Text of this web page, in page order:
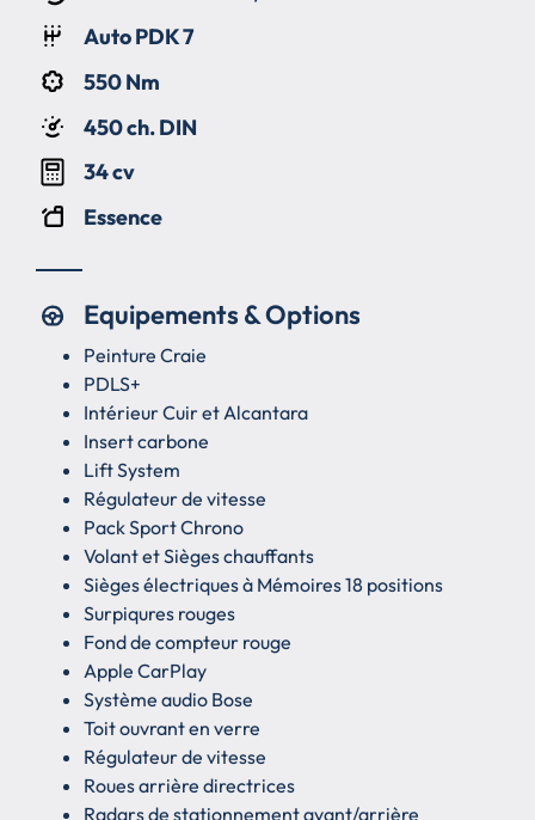
Auto PDK 7
550 Nm
450 ch. DIN
34 cv
Essence
Equipements & Options
Peinture Craie
PDLS+
Intérieur Cuir et Alcantara
Insert carbone
Lift System
Régulateur de vitesse
Pack Sport Chrono
Volant et Sièges chauffants
Sièges électriques à Mémoires 18 positions
Surpiqures rouges
Fond de compteur rouge
Apple CarPlay
Système audio Bose
Toit ouvrant en verre
Régulateur de vitesse
Roues arrière directrices
Radars de stationnement avant/arrière